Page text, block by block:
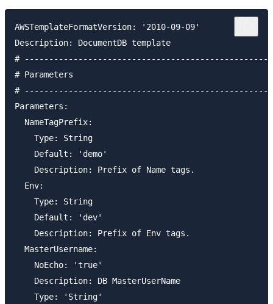
AWSTemplateFormatVersion: '2010-09-09'
Description: DocumentDB template
#
# Parameters
#
Parameters:
  NameTagPrefix:
    Type: String
    Default: 'demo'
    Description: Prefix of Name tags.
  Env:
    Type: String
    Default: 'dev'
    Description: Prefix of Env tags.
  MasterUsername:
    NoEcho: 'true'
    Description: DB MasterUserName
    Type: 'String'